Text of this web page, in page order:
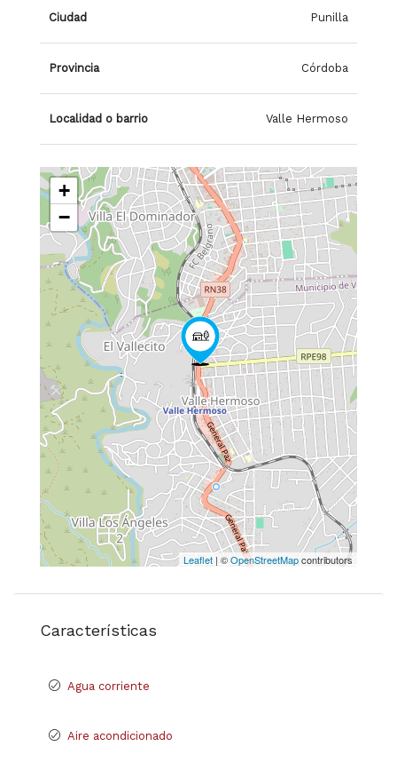
Ciudad Punilla
Provincia Córdoba
Localidad o barrio Valle Hermoso
+
−
Leaflet | ©OpenStreetMapcontributors
Características
Agua corriente
Aire acondicionado